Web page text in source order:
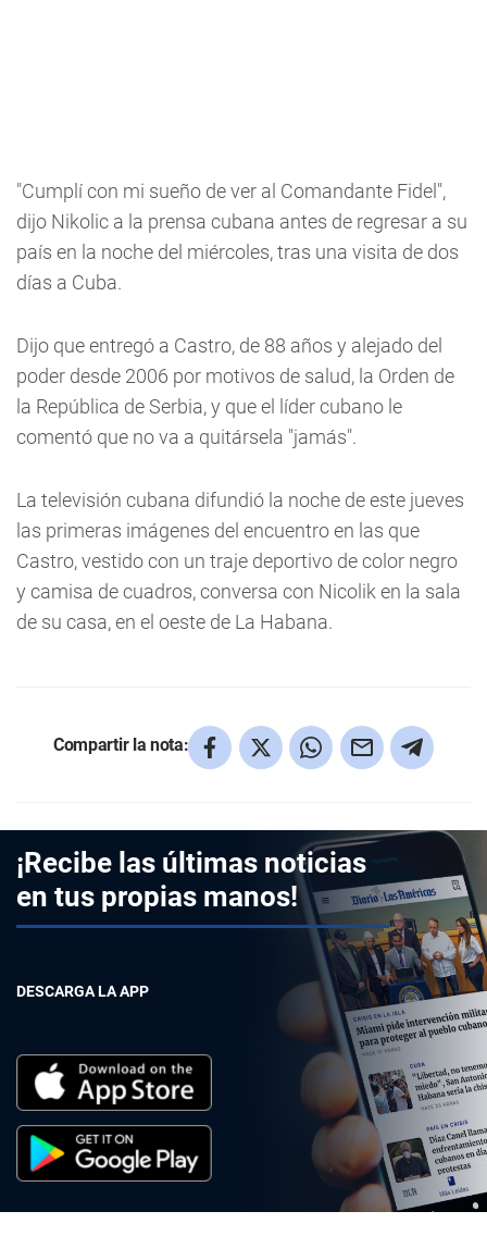
"Cumplí con mi sueño de ver al Comandante Fidel",
dijo Nikolic a la prensa cubana antes de regresar a su
país en la noche del miércoles, tras una visita de dos
días a Cuba.
Dijo que entregó a Castro, de 88 años y alejado del
poder desde 2006 por motivos de salud, la Orden de
la República de Serbia, y que el líder cubano le
comentó que no va a quitársela "jamás".
La televisión cubana difundió la noche de este jueves
las primeras imágenes del encuentro en las que
Castro, vestido con un traje deportivo de color negro
y camisa de cuadros, conversa con Nicolik en la sala
de su casa, en el oeste de La Habana.
Compartir la nota:
¡Recibe las últimas noticias
en tus propias manos!
DESCARGA LA APP